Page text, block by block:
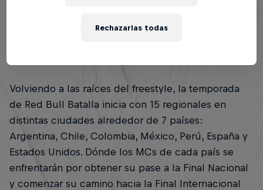
Publicado el16.04.2025 · 16:57 UTC
Volviendo a las raíces del freestyle, la temporada
de Red Bull Batalla inicia con 15 regionales en
distintas ciudades alrededor de 7 países:
Argentina, Chile, Colombia, México, Perú, España y
Estados Unidos. Dónde los MCs de cada país se
enfrentarán por obtener su pase a la Final Nacional
y comenzar su camino hacia la Final Internacional
Rechazarlas todas